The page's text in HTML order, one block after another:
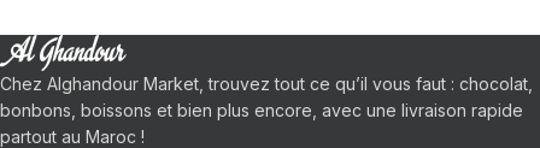
Chez Alghandour Market, trouvez tout ce qu’il vous faut : chocolat,
bonbons, boissons et bien plus encore, avec une livraison rapide
partout au Maroc !